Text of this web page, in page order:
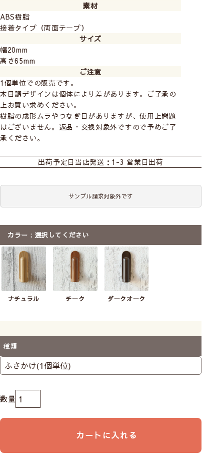
素材
ABS樹脂
接着タイプ（両面テープ）
サイズ
幅20mm
高さ65mm
ご注意
1個単位での販売です。
木目調デザインは個体により差があります。ご了承の
上お買い求めください。
樹脂の成形ムラやつなぎ目がありますが、使用上問題
はございません。返品・交換対象外ですので予めご了
承ください。
へ
【ふさかけ】アイリス（ホ
ワイト・クリア）
賃貸可
132 税込
出荷予定日 当店発送：1-3 営業日出荷
サンプル請求対象外です
カラー 選択してください
ナチュラル チーク ダークオーク
種類
カートに入れる